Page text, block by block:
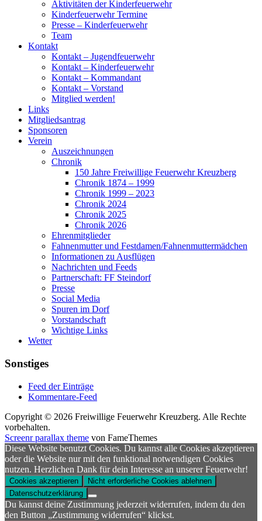
Aktivitäten der Kinderfeuerwehr
Kinderfeuerwehr Termine
Presse – Kinderfeuerwehr
Team
Kontakt
Kontakt – Jugendfeuerwehr
Kontakt – Kinderfeuerwehr
Kontakt – Kommandant
Kontakt – Vorstand
Mitglied werden!
Links
Mitgliedsantrag
Sponsoren
Verein
Auszeichnungen
Chronik
150 Jahre Freiwillige Feuerwehr Kreuzberg
Chronik 1874 – 1999
Chronik 1999 – 2023
Chronik 2024
Chronik 2025
Chronik 2026
Ehrenmitglieder
Fahnenmutter und Festdamen/Fahnenmuttermädchen
Informationen zu Ausflügen
Nachrichten und Feeds
Partnerschaft: FF Steindorf
Presse
Social Media
Spuren im Dorf
Vorstandschaft
Wichtige Links
Wetter
Sonstiges
Feed der Einträge
Kommentare-Feed
Copyright © 2026 Freiwillige Feuerwehr Kreuzberg. Alle Rechte
vorbehalten.
Screenr parallax theme von FameThemes
Diese Website benutzt Cookies. Du kannst alle Cookies akzeptieren
oder die Website nur mit den funktional notwendigen Cookies
nutzen. Herzlichen Dank für dein Interesse an unserer Feuerwehr!
Cookies akzeptieren
Nicht erforderliche Cookies ablehnen
Datenschutzerklärung
Du kannst deine Zustimmung jederzeit widerrufen, indem du den
den Button „Zustimmung widerrufen“ klickst.